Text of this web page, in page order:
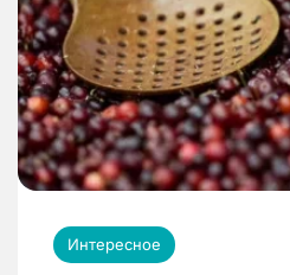
Интересное